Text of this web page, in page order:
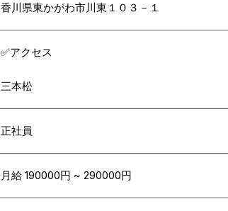
香川県東かがわ市川東１０３－１
✅アクセス
三本松
正社員
月給 190000円 ~ 290000円